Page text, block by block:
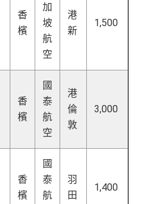
香
檳
加
坡
航
空
港
新
1,500
香
檳
國
泰
航
空
港
倫
敦
3,000
香
檳
國
泰
航
羽
田
1,400